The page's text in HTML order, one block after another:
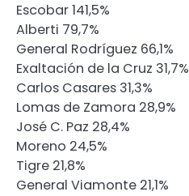
Escobar 141,5%
Alberti 79,7%
General Rodríguez 66,1%
Exaltación de la Cruz 31,7%
Carlos Casares 31,3%
Lomas de Zamora 28,9%
José C. Paz 28,4%
Moreno 24,5%
Tigre 21,8%
General Viamonte 21,1%